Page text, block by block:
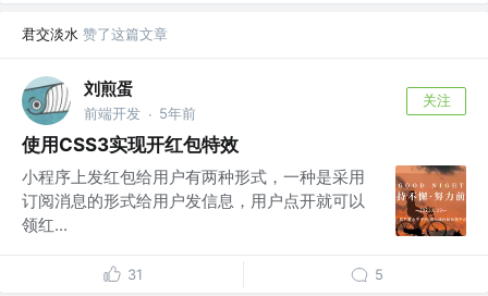
君交淡水 赞了这篇文章
刘煎蛋
前端开发 · 5年前
关注
使用CSS3实现开红包特效
小程序上发红包给用户有两种形式，一种是采用
订阅消息的形式给用户发信息，用户点开就可以
领红...
31 5